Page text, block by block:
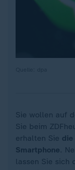
Sie wollen auf
Sie beim
erhalten Sie
Smartphone.
lassen Sie sich